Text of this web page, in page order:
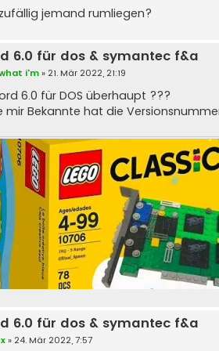
jemand rumliegen?
6.0 für dos & symantec f&a
i'm» 21. Mär 2022, 21:19
6.0 für DOS überhaupt ???
mir Bekannte hat die
6.0 für dos & symantec f&a
» 24. Mär 2022, 7:57